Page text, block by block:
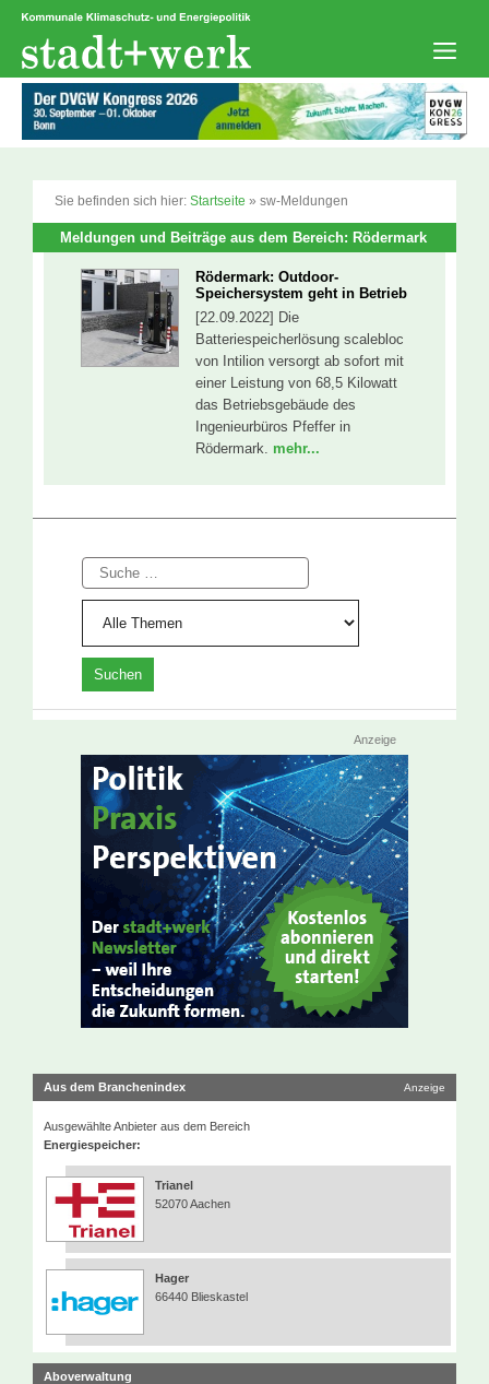
Zum
springen
Sie befinden sich hier: Startseite » sw-Meldungen
Meldungen und Beiträge aus dem Bereich: Rödermark
Rödermark: Outdoor-
Speichersystem geht in Betrieb
[22.09.2022] Die
Batteriespeicherlösung scalebloc
von Intilion versorgt ab sofort mit
einer Leistung von 68,5 Kilowatt
das Betriebsgebäude des
Ingenieurbüros Pfeffer in
Rödermark. mehr...
Suche
Anzeige
Aus dem Branchenindex Anzeige
Ausgewählte Anbieter aus dem Bereich
Energiespeicher:
Trianel
52070 Aachen
Hager
66440 Blieskastel
Aboverwaltung